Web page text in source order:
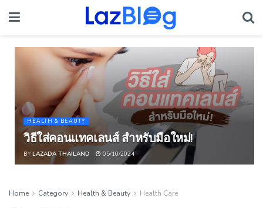
HEALTH & BEAUTY
วิธีใส่คอนแทคเลนส์ สำหรับมือใหม่!
BY LAZADA THAILAND 05/10/2024
Home Category Health & Beauty Health Care